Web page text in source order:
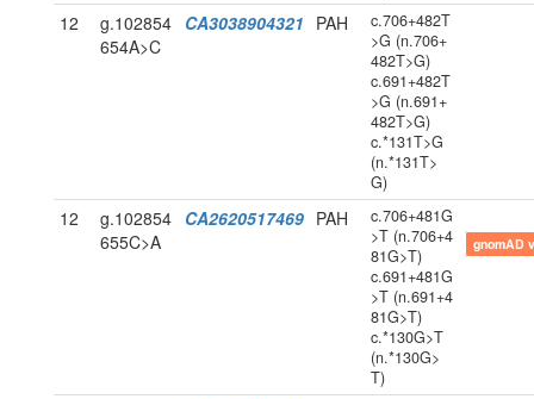
12
g.102854
654A>C
CA3038904321 PAH
c.706+482T
>G (n.706+
482T>G)
c.691+482T
>G (n.691+
482T>G)
c.*131T>G
(n.*131T>
G)
12
g.102854
655C>A
CA2620517469 PAH
c.706+481G
>T (n.706+4
81G>T)
c.691+481G
>T (n.691+4
81G>T)
c.*130G>T
(n.*130G>
T)
gnomAD